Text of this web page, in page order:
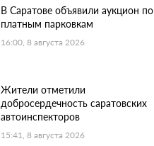
В Саратове объявили аукцион по
платным парковкам
16:00, 8 августа 2026
Жители отметили
добросердечность саратовских
автоинспекторов
15:41, 8 августа 2026